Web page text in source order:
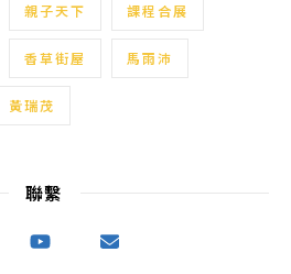
親子天下 課程合展
香草街屋 馬雨沛
黃瑞茂
聯繫